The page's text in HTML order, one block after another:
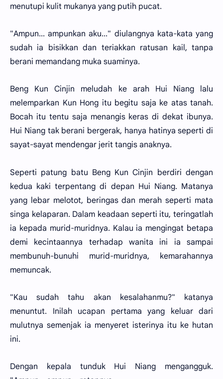
menutupi kulit mukanya yang putih pucat.
"Ampun... ampunkan aku..." diulangnya kata-kata yang
sudah ia bisikkan dan teriakkan ratusan kail, tanpa
berani memandang muka suaminya.
Beng Kun Cinjin meludah ke arah Hui Niang lalu
melemparkan Kun Hong itu begitu saja ke atas tanah.
Bocah itu tentu saja menangis keras di dekat ibunya.
Hui Niang tak berani bergerak, hanya hatinya seperti di
sayat-sayat mendengar jerit tangis anaknya.
Seperti patung batu Beng Kun Cinjin berdiri dengan
kedua kaki terpentang di depan Hui Niang. Matanya
yang lebar melotot, beringas dan merah seperti mata
singa kelaparan. Dalam keadaan seperti itu, teringatlah
ia kepada murid-muridnya. Kalau ia mengingat betapa
demi kecintaannya terhadap wanita ini ia sampai
membunuh-bunuhi murid-muridnya, kemarahannya
memuncak.
"Kau sudah tahu akan kesalahanmu?" katanya
menuntut. Inilah ucapan pertama yang keluar dari
mulutnya semenjak ia menyeret isterinya itu ke hutan
ini.
Dengan kepala tunduk Hui Niang mengangguk.